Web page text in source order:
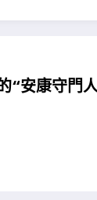
“安康守門